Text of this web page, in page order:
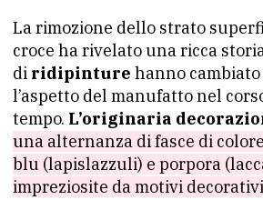
La rimozione dello strato
croce ha rivelato una ricca
di ridipinture hanno
l’aspetto del manufatto nel
tempo. L’originaria
una alternanza di fasce di
blu (lapislazzuli) e porpora
impreziosite da motivi